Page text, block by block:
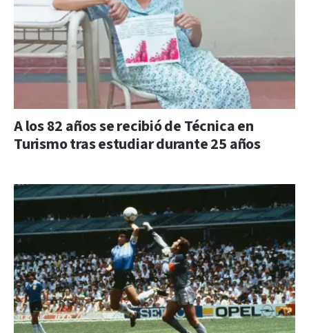
A los 82 años se recibió de Técnica en
Turismo tras estudiar durante 25 años